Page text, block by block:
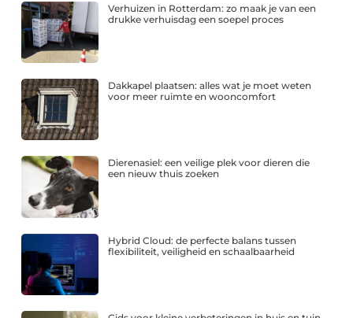
Verhuizen in Rotterdam: zo maak je van een
drukke verhuisdag een soepel proces
Dakkapel plaatsen: alles wat je moet weten
voor meer ruimte en wooncomfort
Dierenasiel: een veilige plek voor dieren die
een nieuw thuis zoeken
Hybrid Cloud: de perfecte balans tussen
flexibiliteit, veiligheid en schaalbaarheid